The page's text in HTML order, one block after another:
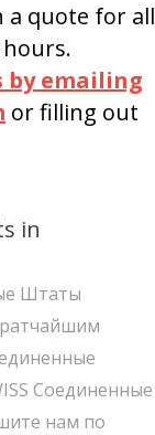
a quote for all
by emailing
or filling out
in
Штаты
Соединенные
нам по